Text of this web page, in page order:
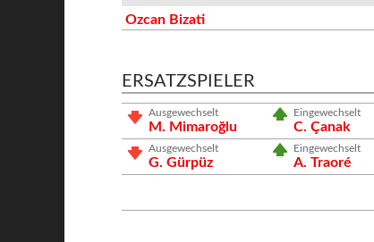
Ozcan Bizati
ERSATZSPIELER
Ausgewechselt
M. Mimaroğlu
Eingewechselt
C. Çanak
Ausgewechselt
G. Gürpüz
Eingewechselt
A. Traoré